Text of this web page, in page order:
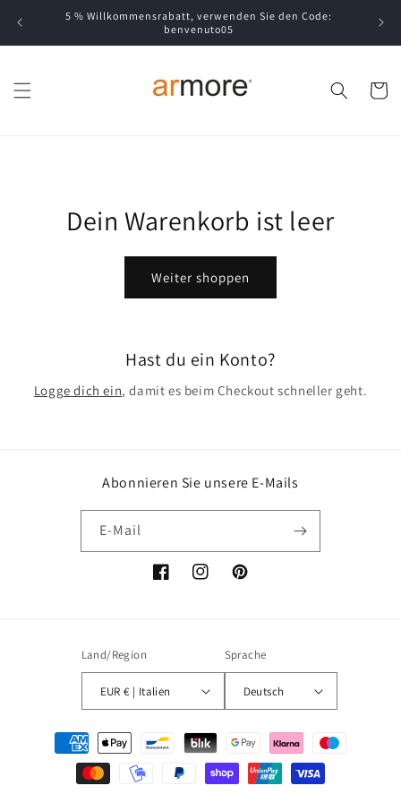
5 % Willkommensrabatt, verwenden Sie den Code:
benvenuto05
Dein Warenkorb ist leer
Weiter shoppen
Hast du ein Konto?
Logge dich ein, damit es beim Checkout schneller geht.
Abonnieren Sie unsere E-Mails
E-Mail
FacebookInstagramPinterest
Land/Region
EUR € | Italien
Sprache
Deutsch
Zahlungsmethoden